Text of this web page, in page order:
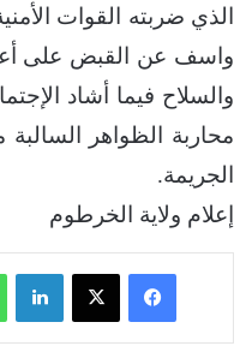
الذي ضربته القوات
واسف عن القبض على
والسلاح فيما أشاد
محاربة الظواهر
الجريمة.
إعلام ولاية الخرطوم
فيسبوك ‫X لينكدإن